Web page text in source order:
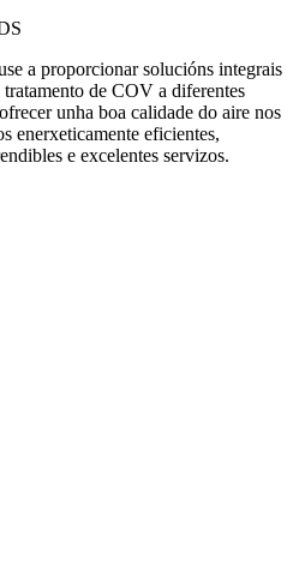
a proporcionar solucións integrais
de COV a diferentes
unha boa calidade do aire nos
enerxeticamente eficientes,
e excelentes servizos.